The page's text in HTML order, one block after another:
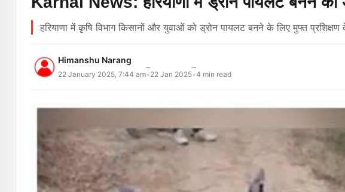
हरियाणा में कृषि विभाग किसानों और युवाओं को ड्रोन पायलट बनने के लिए मुफ्त
Himanshu Narang
22 January 2025, 7:44 am• 22 Jan 2025•4 min read